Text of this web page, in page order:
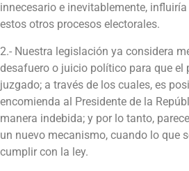
innecesario e inevitablemente,
estos otros procesos electorales.
2.- Nuestra legislación ya considera
desafuero o juicio político para que el
juzgado; a través de los cuales, es
encomienda al Presidente de la
manera indebida; y por lo tanto,
un nuevo mecanismo, cuando lo que
cumplir con la ley.